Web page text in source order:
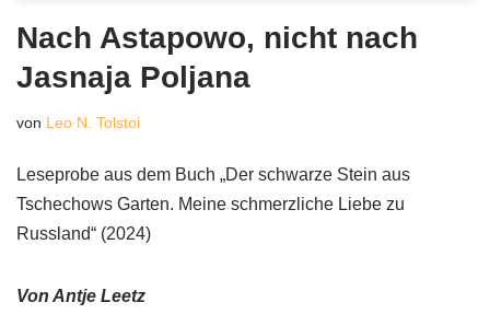
Nach Astapowo, nicht nach
Jasnaja Poljana
von Leo N. Tolstoi
Leseprobe aus dem Buch „Der schwarze Stein aus
Tschechows Garten. Meine schmerzliche Liebe zu
Russland“ (2024)
Von Antje Leetz